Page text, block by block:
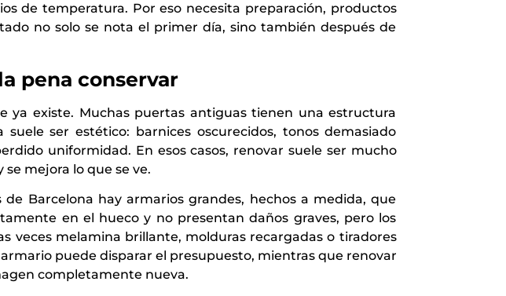
de temperatura. Por eso necesita preparación, productos
no solo se nota el primer día, sino también después de
pena conservar
ya existe. Muchas puertas antiguas tienen una estructura
ser estético: barnices oscurecidos, tonos demasiado
uniformidad. En esos casos, renovar suele ser mucho
mejora lo que se ve.
Barcelona hay armarios grandes, hechos a medida, que
en el hueco y no presentan daños graves, pero los
veces melamina brillante, molduras recargadas o tiradores
puede disparar el presupuesto, mientras que renovar
completamente nueva.